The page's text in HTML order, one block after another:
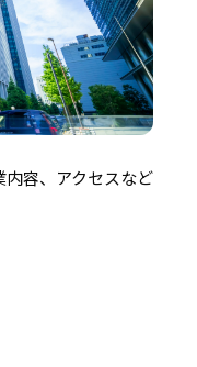
容、アクセスなど